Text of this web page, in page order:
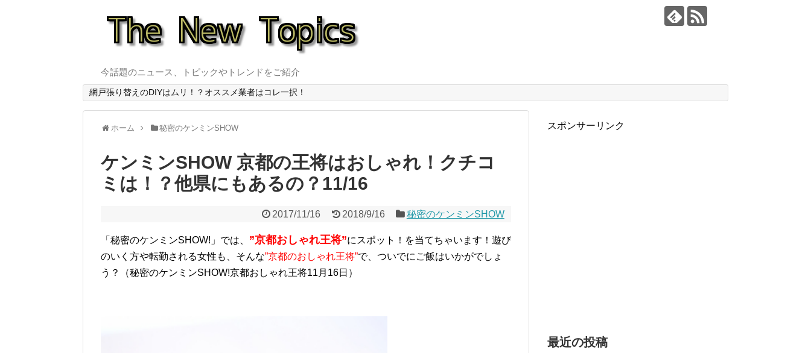
今話題のニュース、トピックやトレンドをご紹介
網戸張り替えのDIYはムリ！？オススメ業者はコレ一択！
ホーム 秘密のケンミンSHOW
ケンミンSHOW 京都の王将はおしゃれ！クチコ
ミは！？他県にもあるの？11/16
2017/11/16 2018/9/16 秘密のケンミンSHOW
「秘密のケンミンSHOW!」では、 ”京都おしゃれ王将”にスポット！を当てちゃいます！遊び
のいく方や転勤される女性も、そんな”京都のおしゃれ王将”で、ついでにご飯はいかがでしょ
う？（秘密のケンミンSHOW!京都おしゃれ王将11月16日）
スポンサーリンク
最近の投稿